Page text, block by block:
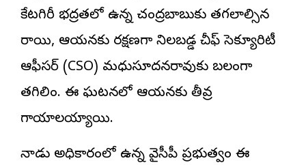
కేటగిరీ భద్రతలో ఉన్న చంద్రబాబుకు తగలాల్సిన
రాయి, ఆయనకు రక్షణగా నిలబడ్డ చీఫ్ సెక్యూరిటీ
ఆఫీసర్ (CSO) మధుసూదనరావుకు బలంగా
తగిలింది. ఈ ఘటనలో ఆయనకు తీవ్ర
గాయాలయ్యాయి.
నాడు అధికారంలో ఉన్న వైసీపీ ప్రభుత్వం ఈ